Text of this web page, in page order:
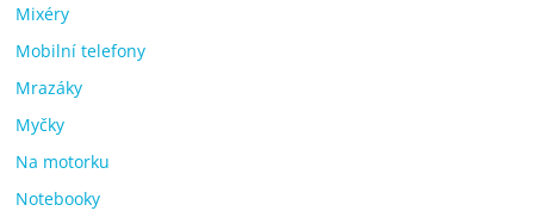
Mixéry
Mobilní telefony
Mrazáky
Myčky
Na motorku
Notebooky